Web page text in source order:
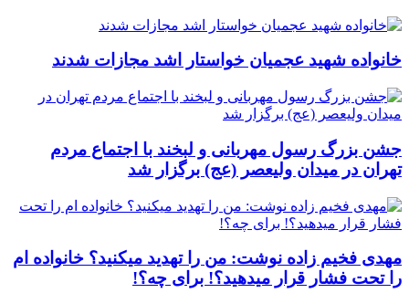
خانواده شهید عجمیان خواستار اشد مجازات شدند
جشن بزرگ رسول مهربانی و لبخند با اجتماع مردم
تهران در میدان ولیعصر (عج) برگزار شد
مهدی فخیم زاده نوشت: من را تهدید میکنید؟ خانواده ام
را‌ تحت فشار قرار میدهید؟! برای چه؟!